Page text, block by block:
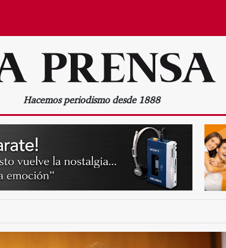
Hacemos periodismo desde 1888